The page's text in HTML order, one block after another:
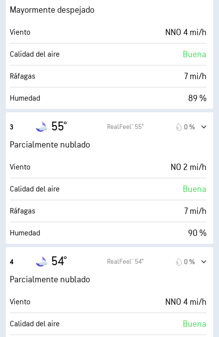
Mayormente despejado
Viento NNO 4 mi/h
Calidad del aire Buena
Ráfagas 7 mi/h
Humedad 89 %
Punto de rocío
AccuLumen Brightness Index™
Nubosidad 25 %
Visibilidad 10 mi
Techo de nubes 30000 ft
3 55° RealFeel® 55° 0 %
Parcialmente nublado
Viento NO 2 mi/h
Calidad del aire Buena
Ráfagas 7 mi/h
Humedad 90 %
Punto de rocío
AccuLumen Brightness Index™
Nubosidad 35 %
Visibilidad 10 mi
4 54° RealFeel® 54° 0 %
Parcialmente nublado
Viento NNO 4 mi/h
Calidad del aire Buena